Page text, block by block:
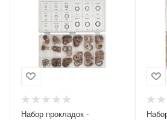
Набор прокладок -